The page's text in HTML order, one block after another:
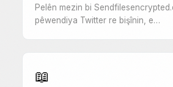
Pelên mezin bi
pêwendiya Twitter re bişînin, e…
📖